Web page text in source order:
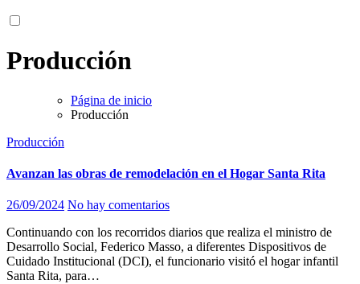
Producción
Página de inicio
Producción
Producción
Avanzan las obras de remodelación en el Hogar Santa Rita
26/09/2024 No hay comentarios
Continuando con los recorridos diarios que realiza el ministro de
Desarrollo Social, Federico Masso, a diferentes Dispositivos de
Cuidado Institucional (DCI), el funcionario visitó el hogar infantil
Santa Rita, para…